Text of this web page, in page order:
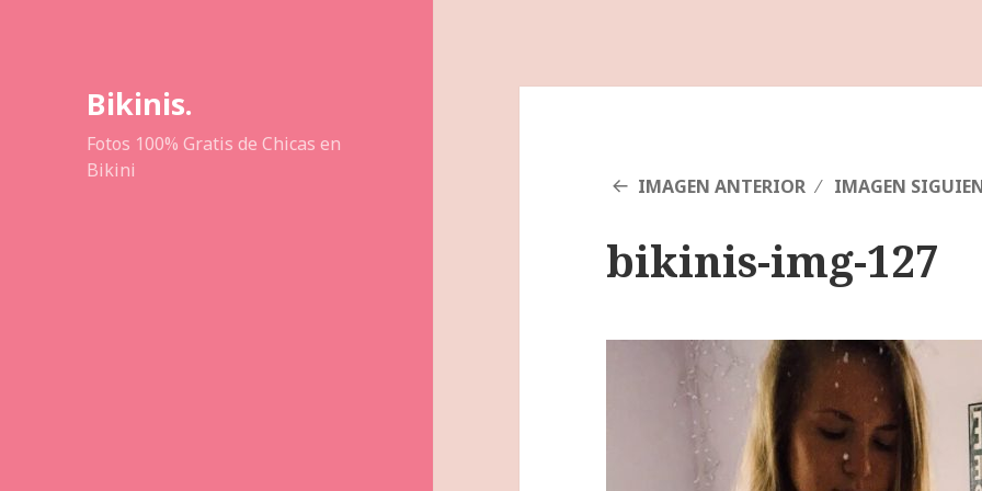
Bikinis.
Fotos 100% Gratis de Chicas en
Bikini
IMAGEN ANTERIOR IMAGEN
bikinis-img-127